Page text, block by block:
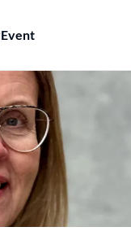
Event